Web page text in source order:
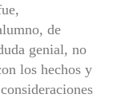
de
genial, no
los hechos y